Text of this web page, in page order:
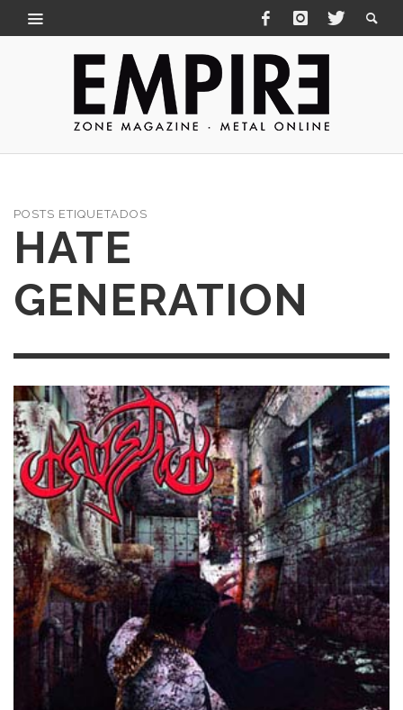
POSTS ETIQUETADOS
HATE
GENERATION